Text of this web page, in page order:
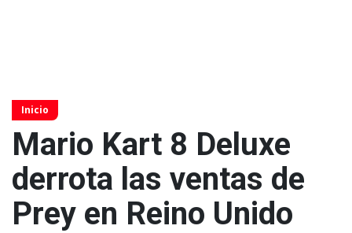
Inicio
Mario Kart 8 Deluxe
derrota las ventas de
Prey en Reino Unido